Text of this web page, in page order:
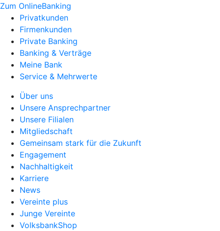
Zum OnlineBanking
Privatkunden
Firmenkunden
Private Banking
Banking & Verträge
Meine Bank
Service & Mehrwerte
Über uns
Unsere Ansprechpartner
Unsere Filialen
Mitgliedschaft
Gemeinsam stark für die Zukunft
Engagement
Nachhaltigkeit
Karriere
News
Vereinte plus
Junge Vereinte
VolksbankShop